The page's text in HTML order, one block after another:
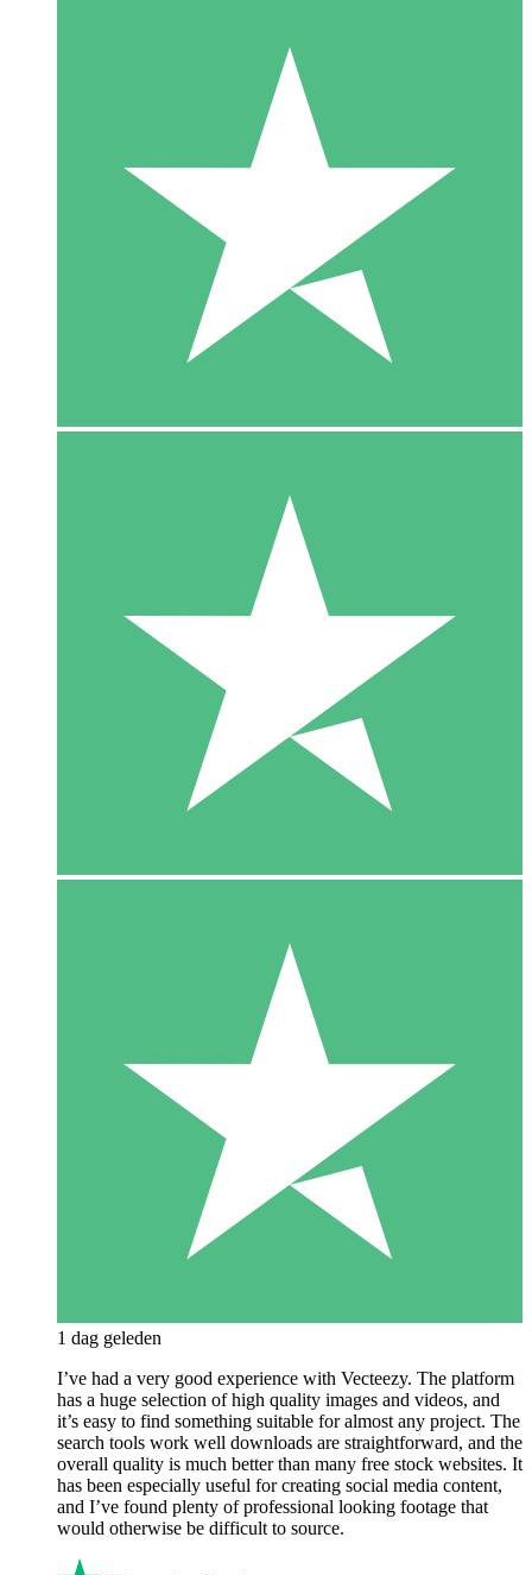
1 dag geleden
I’ve had a very good experience with Vecteezy. The platform
has a huge selection of high quality images and videos, and
it’s easy to find something suitable for almost any project. The
search tools work well downloads are straightforward, and the
overall quality is much better than many free stock websites. It
has been especially useful for creating social media content,
and I’ve found plenty of professional looking footage that
would otherwise be difficult to source.